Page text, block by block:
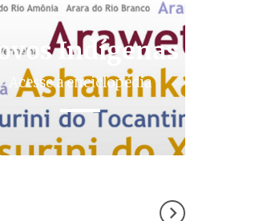
Indígenas
Acesse a enciclopédia